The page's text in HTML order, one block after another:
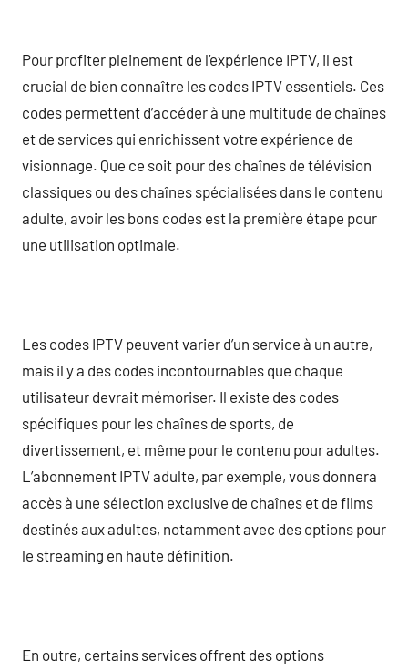
Pour profiter pleinement de l’expérience IPTV, il est
crucial de bien connaître les codes IPTV essentiels. Ces
codes permettent d’accéder à une multitude de chaînes
et de services qui enrichissent votre expérience de
visionnage. Que ce soit pour des chaînes de télévision
classiques ou des chaînes spécialisées dans le contenu
adulte, avoir les bons codes est la première étape pour
une utilisation optimale.
Les codes IPTV peuvent varier d’un service à un autre,
mais il y a des codes incontournables que chaque
utilisateur devrait mémoriser. Il existe des codes
spécifiques pour les chaînes de sports, de
divertissement, et même pour le contenu pour adultes.
L’abonnement IPTV adulte, par exemple, vous donnera
accès à une sélection exclusive de chaînes et de films
destinés aux adultes, notamment avec des options pour
le streaming en haute définition.
En outre, certains services offrent des options